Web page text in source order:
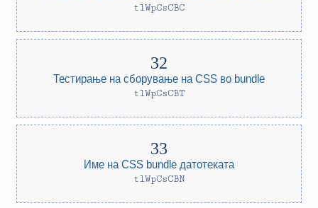
tlWpCsCBC
Тестирање на сборување на CSS во bundle
tlWpCsCBT
Име на CSS bundle датотеката
tlWpCsCBN